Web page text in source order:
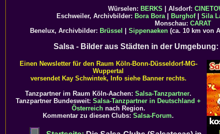
Würselen: BERKS | Alsdorf:
Eschweiler, Archivbilder: Bora Bora| Burghof| Sila
Monschau: CARAT
Benelux, Archivbilder: Brüssel Sippenaeken(ca. 10 km von
Salsa - Bilder aus Städten in der Umgebung:
Einen Newsletter für den Raum Köln-Bonn-Düsseldorf-MG-
Wuppertal
versendet Kay Schwintek, Info siehe Banner rechts.
Tanzpartner im Raum Köln-Aachen: Salsa-Tanzpartner.
Tanzpartner Bundesweit: Salsa-Tanzpartner in Deutschland +
Österreichnach Region.
Kommentar zu diesen Clubs: Salsa-Forum.